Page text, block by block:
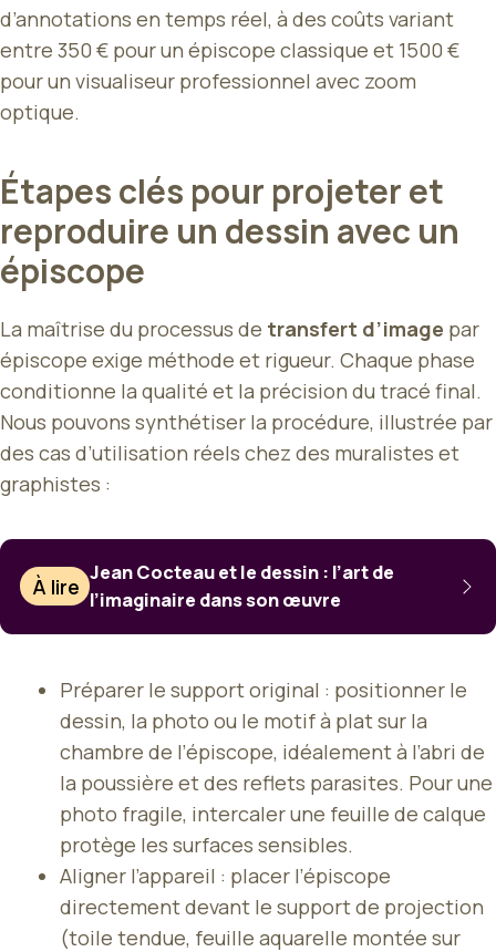
d’annotations en temps réel, à des coûts variant
entre 350 € pour un épiscope classique et 1500 €
pour un visualiseur professionnel avec zoom
optique.
Étapes clés pour projeter et
reproduire un dessin avec un
épiscope
La maîtrise du processus de transfert d’image par
épiscope exige méthode et rigueur. Chaque phase
conditionne la qualité et la précision du tracé final.
Nous pouvons synthétiser la procédure, illustrée par
des cas d’utilisation réels chez des muralistes et
graphistes :
À lire
Jean Cocteau et le dessin : l’art de
l’imaginaire dans son œuvre
Préparer le support original : positionner le
dessin, la photo ou le motif à plat sur la
chambre de l’épiscope, idéalement à l’abri de
la poussière et des reflets parasites. Pour une
photo fragile, intercaler une feuille de calque
protège les surfaces sensibles.
Aligner l’appareil : placer l’épiscope
directement devant le support de projection
(toile tendue, feuille aquarelle montée sur